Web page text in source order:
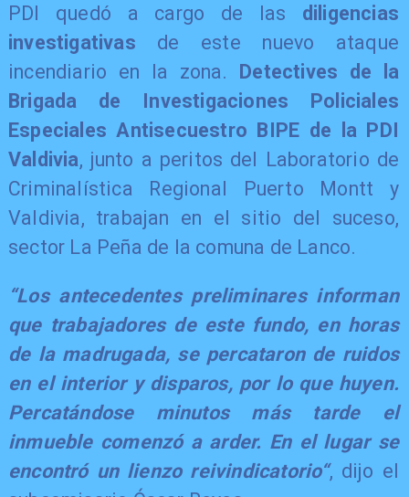
PDI quedó a cargo de las diligencias
investigativas de este nuevo ataque
incendiario en la zona. Detectives de la
Brigada de Investigaciones Policiales
Especiales Antisecuestro BIPE de la PDI
Valdivia, junto a peritos del Laboratorio de
Criminalística Regional Puerto Montt y
Valdivia, trabajan en el sitio del suceso,
sector La Peña de la comuna de Lanco.
“Los antecedentes preliminares informan
que trabajadores de este fundo, en horas
de la madrugada, se percataron de ruidos
en el interior y disparos, por lo que huyen.
Percatándose minutos más tarde el
inmueble comenzó a arder. En el lugar se
encontró un lienzo reivindicatorio“, dijo el